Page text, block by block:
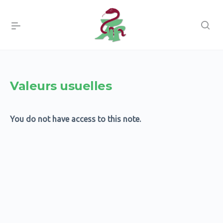
Valeurs usuelles
You do not have access to this note.